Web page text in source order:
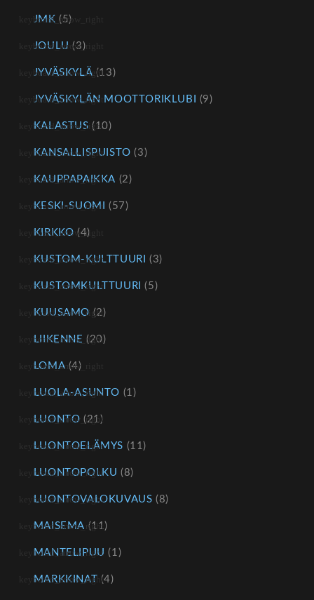
JMK (5)
JOULU (3)
JYVÄSKYLÄ(13)
JYVÄSKYLÄN MOOTTORIKLUBI (9)
KALASTUS (10)
KANSALLISPUISTO (3)
KAUPPAPAIKKA (2)
KESKI-SUOMI (57)
KIRKKO (4)
KUSTOM-KULTTUURI (3)
KUSTOMKULTTUURI (5)
KUUSAMO (2)
LIIKENNE (20)
LOMA (4)
LUOLA-ASUNTO (1)
LUONTO (21)
LUONTOELÄMYS (11)
LUONTOPOLKU (8)
LUONTOVALOKUVAUS (8)
MAISEMA (11)
MANTELIPUU (1)
MARKKINAT (4)